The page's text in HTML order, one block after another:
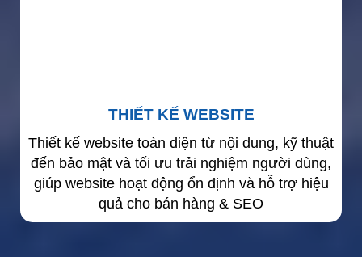
THIẾT KẾ WEBSITE
Thiết kế website toàn diện từ nội dung, kỹ thuật
đến bảo mật và tối ưu trải nghiệm người dùng,
giúp website hoạt động ổn định và hỗ trợ hiệu
quả cho bán hàng & SEO